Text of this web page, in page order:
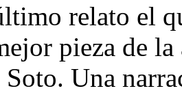
relato el
pieza de
Una